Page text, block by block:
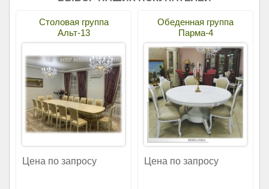
Столовая группа
Альт-13
Цена по запросу
Обеденная группа
Парма-4
Цена по запросу